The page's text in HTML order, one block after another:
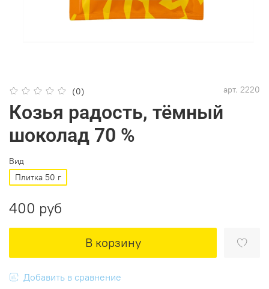
(0) арт. 2220
Козья радость, тёмный
шоколад 70 %
Вид
Плитка 50 г
400 руб
В корзину
Добавить в сравнение